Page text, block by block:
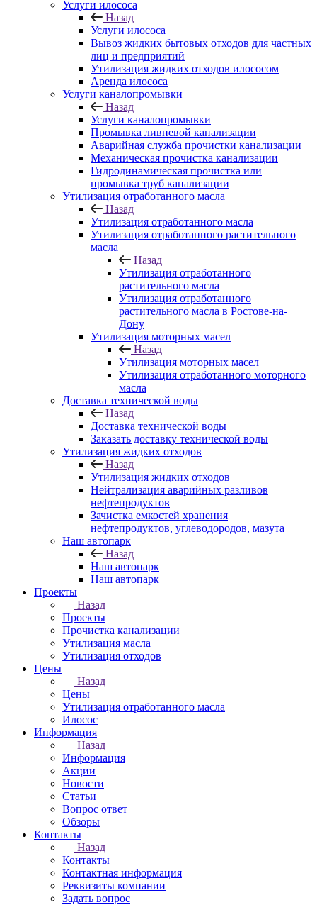
Услуги илососа
Назад
Услуги илососа
Вывоз жидких бытовых отходов для частных
лиц и предприятий
Утилизация жидких отходов илососом
Аренда илососа
Услуги каналопромывки
Назад
Услуги каналопромывки
Промывка ливневой канализации
Аварийная служба прочистки канализации
Механическая прочистка канализации
Гидродинамическая прочистка или
промывка труб канализации
Утилизация отработанного масла
Назад
Утилизация отработанного масла
Утилизация отработанного растительного
масла
Назад
Утилизация отработанного
растительного масла
Утилизация отработанного
растительного масла в Ростове-на-
Дону
Утилизация моторных масел
Назад
Утилизация моторных масел
Утилизация отработанного моторного
масла
Доставка технической воды
Назад
Доставка технической воды
Заказать доставку технической воды
Утилизация жидких отходов
Назад
Утилизация жидких отходов
Нейтрализация аварийных разливов
нефтепродуктов
Зачистка емкостей хранения
нефтепродуктов, углеводородов, мазута
Наш автопарк
Назад
Наш автопарк
Наш автопарк
Проекты
Назад
Проекты
Прочистка канализации
Утилизация масла
Утилизация отходов
Цены
Назад
Цены
Утилизация отработанного масла
Илосос
Информация
Назад
Информация
Акции
Новости
Статьи
Вопрос ответ
Обзоры
Контакты
Назад
Контакты
Контактная информация
Реквизиты компании
Задать вопрос